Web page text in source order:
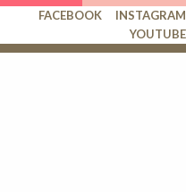
FACEBOOK
INSTAGRAM
YOUTUBE